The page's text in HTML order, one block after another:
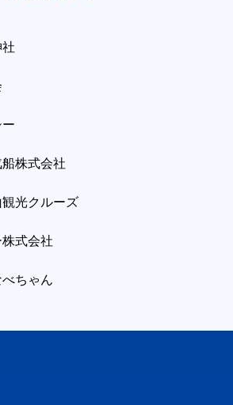
株式会社
光クルーズ
式会社
ちゃん